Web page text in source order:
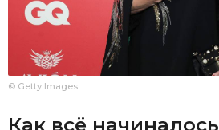
© Getty Images
Как всё начиналось